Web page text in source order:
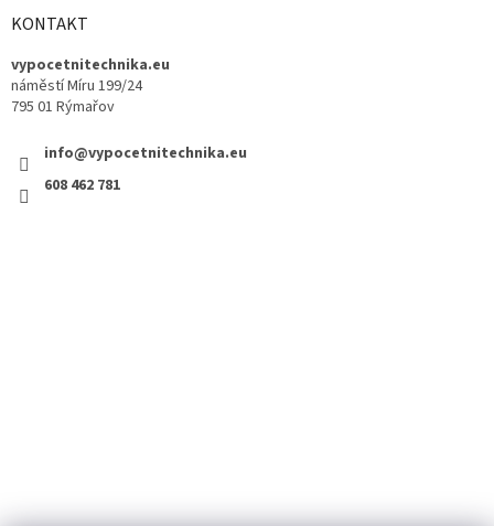
KONTAKT
vypocetnitechnika.eu
náměstí Míru 199/24
795 01 Rýmařov
info@vypocetnitechnika.eu
608 462 781